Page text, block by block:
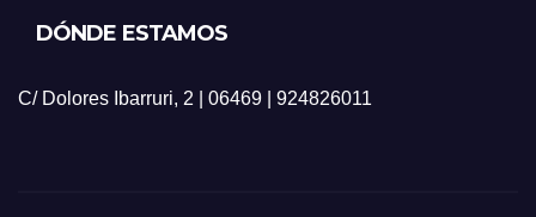
DÓNDE ESTAMOS
C/ Dolores Ibarruri, 2 | 06469 | 924826011